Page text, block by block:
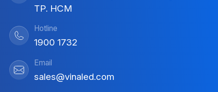
TP. HCM
Hotline
1900 1732
Email
sales@vinaled.com